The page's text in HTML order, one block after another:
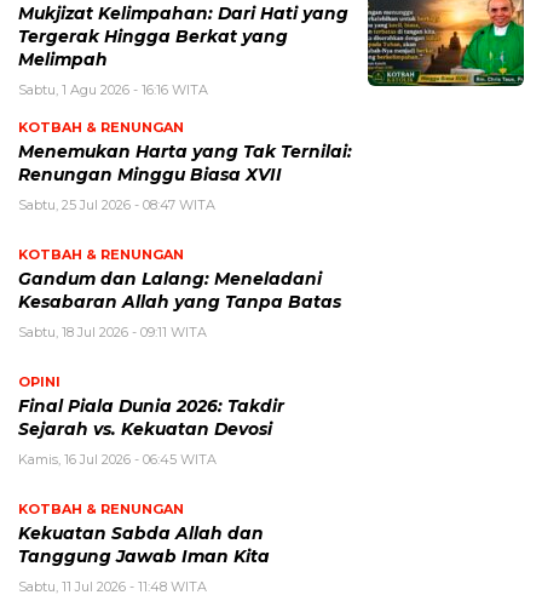
Mukjizat Kelimpahan: Dari Hati yang
Tergerak Hingga Berkat yang
Melimpah
Sabtu, 1 Agu 2026 - 16:16 WITA
KOTBAH & RENUNGAN
Menemukan Harta yang Tak Ternilai:
Renungan Minggu Biasa XVII
Sabtu, 25 Jul 2026 - 08:47 WITA
KOTBAH & RENUNGAN
Gandum dan Lalang: Meneladani
Kesabaran Allah yang Tanpa Batas
Sabtu, 18 Jul 2026 - 09:11 WITA
OPINI
Final Piala Dunia 2026: Takdir
Sejarah vs. Kekuatan Devosi
Kamis, 16 Jul 2026 - 06:45 WITA
KOTBAH & RENUNGAN
Kekuatan Sabda Allah dan
Tanggung Jawab Iman Kita
Sabtu, 11 Jul 2026 - 11:48 WITA